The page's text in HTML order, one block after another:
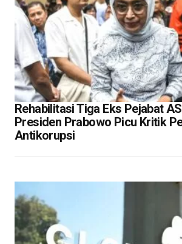
Rehabilitasi Tiga Eks Pejabat
Presiden Prabowo Picu Kritik
Antikorupsi